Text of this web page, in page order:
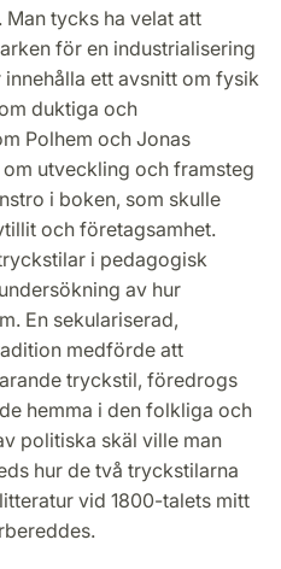
tycks ha velat att
för en industrialisering
ett avsnitt om fysik
duktiga och
Polhem och Jonas
utveckling och framsteg
i boken, som skulle
och företagsamhet.
i pedagogisk
av hur
En sekulariserad,
medförde att
tryckstil, föredrogs
hemma i den folkliga och
politiska skäl ville man
hur de två tryckstilarna
vid 1800-talets mitt